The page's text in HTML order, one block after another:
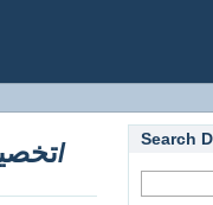
تخصيص أحد الوحيين بالآخر عند الأصوليين بين المانعين والمجوزين/ Search